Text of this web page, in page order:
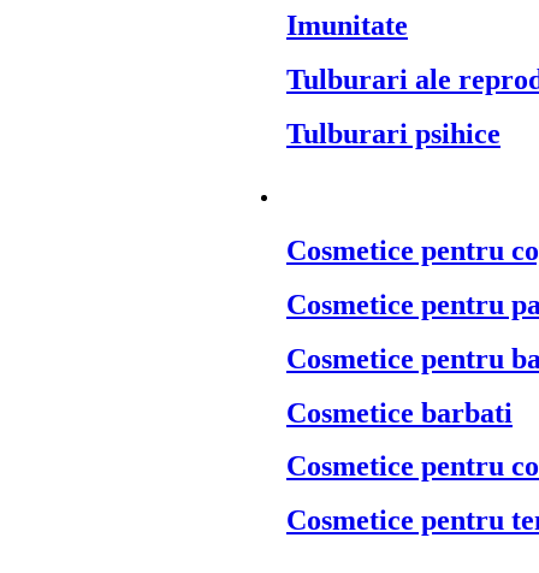
Imunitate
Tulburari ale
Tulburari psihice
Cosmetice pentru
Cosmetice pentru
Cosmetice pentru
Cosmetice barbati
Cosmetice pentru
Cosmetice pentru